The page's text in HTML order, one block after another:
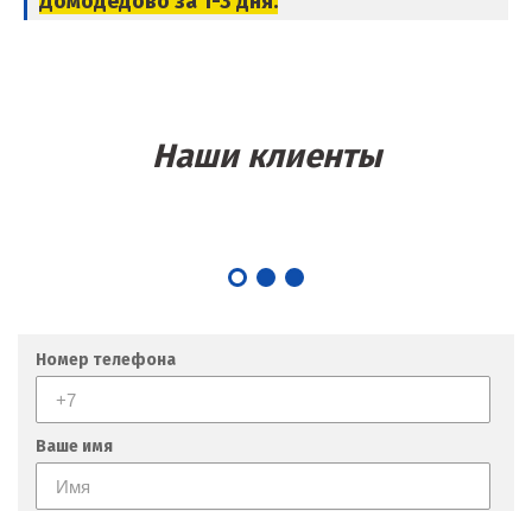
Наро-Фоминск
Нефтеюганск
Наши клиенты
Номер телефона
Ваше имя